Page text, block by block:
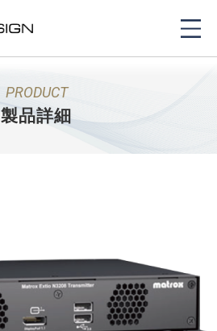
PRODUCT
製品詳細